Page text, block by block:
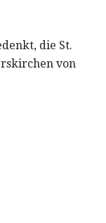
die St.
von